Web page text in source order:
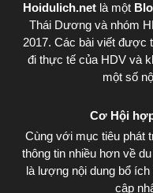
Hoidulich.net là một
Thái Dươngvà nhóm
2017. Các bài viết được
đi thực tế của HDV và
một số
Cơ Hội
Cùng với mục tiêu phát
thông tin nhiều hơn về
là lượng nội dung bổ
cập